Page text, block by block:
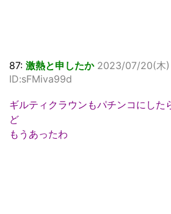
87: 激熱と申したか 2023/07/20(木
ID:sFMiva99d
ギルティクラウンもパチンコにした
ど
もうあったわ